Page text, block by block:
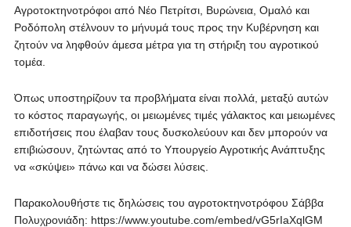
Αγροτοκτηνοτρόφοι από Νέο Πετρίτσι, Βυρώνεια, Ομαλό και
Ροδόπολη στέλνουν το μήνυμά τους προς την Κυβέρνηση και
ζητούν να ληφθούν άμεσα μέτρα για τη στήριξη του αγροτικού
τομέα.
Όπως υποστηρίζουν τα προβλήματα είναι πολλά, μεταξύ αυτών
το κόστος παραγωγής, οι μειωμένες τιμές γάλακτος και μειωμένες
επιδοτήσεις που έλαβαν τους δυσκολεύουν και δεν μπορούν να
επιβιώσουν, ζητώντας από το Υπουργείο Αγροτικής Ανάπτυξης
να «σκύψει» πάνω και να δώσει λύσεις.
Παρακολουθήστε τις δηλώσεις του αγροτοκτηνοτρόφου Σάββα
Πολυχρονιάδη: https://www.youtube.com/embed/vG5rIaXqlGM